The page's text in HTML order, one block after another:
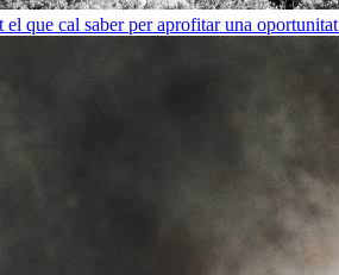
que cal saber per aprofitar una